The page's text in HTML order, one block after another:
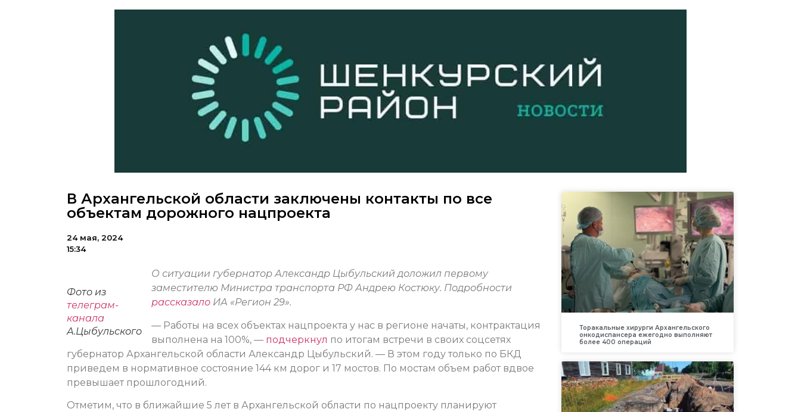
В Архангельской области заключены контакты по все
объектам дорожного нацпроекта
24 мая, 2024
15:34
Фото из
телеграм-
канала
А.Цыбульского
О ситуации губернатор Александр Цыбульский доложил первому
заместителю Министра транспорта РФ Андрею Костюку. Подробности
рассказало ИА «Регион 29».
— Работы на всех объектах нацпроекта у нас в регионе начаты, контрактация
выполнена на 100%, — подчеркнул по итогам встречи в своих соцсетях
губернатор Архангельской области Александр Цыбульский. — В этом году только по БКД
приведем в нормативное состояние 144 км дорог и 17 мостов. По мостам объем работ вдвое
превышает прошлогодний.
Отметим, что в ближайшие 5 лет в Архангельской области по нацпроекту планируют
Торакальные хирурги Архангельского
онкодиспансера ежегодно выполняют
более 400 операций